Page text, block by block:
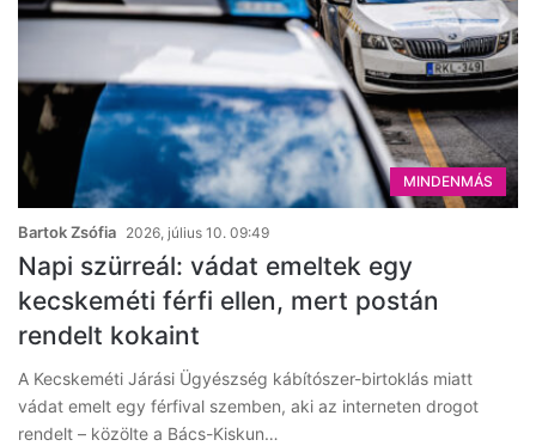
MINDENMÁS
Bartok Zsófia 2026, július 10. 09:49
Napi szürreál: vádat emeltek egy
kecskeméti férfi ellen, mert postán
rendelt kokaint
A Kecskeméti Járási Ügyészség kábítószer-birtoklás miatt
vádat emelt egy férfival szemben, aki az interneten drogot
rendelt – közölte a Bács-Kiskun…